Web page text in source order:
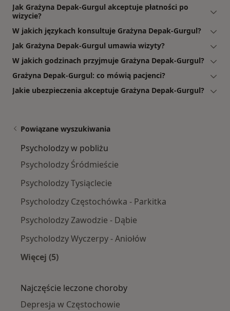
Jak Grażyna Depak-Gurgul akceptuje płatności po
wizycie?
W jakich językach konsultuje Grażyna Depak-Gurgul?
Jak Grażyna Depak-Gurgul umawia wizyty?
W jakich godzinach przyjmuje Grażyna Depak-Gurgul?
Grażyna Depak-Gurgul: co mówią pacjenci?
Jakie ubezpieczenia akceptuje Grażyna Depak-Gurgul?
Powiązane wyszukiwania
Psycholodzy w pobliżu
Psycholodzy Śródmieście
Psycholodzy Tysiąclecie
Psycholodzy Częstochówka - Parkitka
Psycholodzy Zawodzie - Dąbie
Psycholodzy Wyczerpy - Aniołów
Więcej (5)
Najczęście leczone choroby
Depresja w Częstochowie